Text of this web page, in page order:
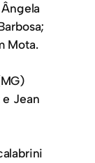
Mota.
Jean